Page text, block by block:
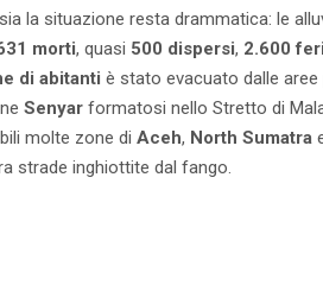
la situazione resta drammatica: le
morti, quasi 500 dispersi, 2.600
di abitanti è stato evacuato dalle
Senyar formatosi nello Stretto di
molte zone di Aceh, North Sumatra
strade inghiottite dal fango.